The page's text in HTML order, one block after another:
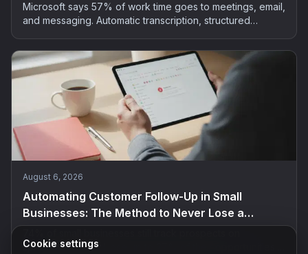
Cookie settings
Microsoft says 57% of work time goes to meetings, email,
and messaging. Automatic transcription, structured
bring AI into your small business meetings, GDPR-safe.
August 6, 2026
Automating Customer Follow-Up in Small
Businesses: The Method to Never Lose a
Prospect
spreadsheets and lose up to 27% of their opportunities.